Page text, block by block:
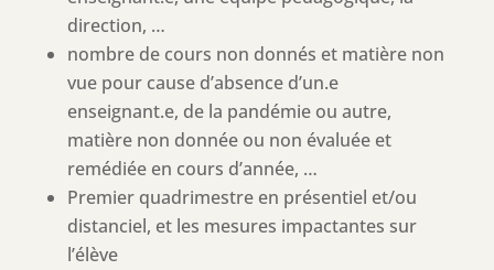
direction, …
nombre de cours non donnés et matière non
vue pour cause d’absence d’un.e
enseignant.e, de la pandémie ou autre,
matière non donnée ou non évaluée et
remédiée en cours d’année, …
Premier quadrimestre en présentiel et/ou
distanciel, et les mesures impactantes sur
l’élève